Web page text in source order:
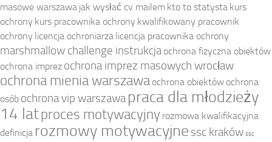
masowe warszawa jak wysłać cv mailem kto to statysta kurs
ochrony kurs pracownika ochrony kwalifikowany pracownik
ochrony licencja ochroniarza licencja pracownika ochrony
marshmallow challenge instrukcja ochrona fizyczna obiektów
ochrona imprez ochrona imprez masowych wrocław
ochrona mienia warszawa ochrona obiektów ochrona
osób ochrona vip warszawa praca dla młodzieży
14 latproces motywacyjny rozmowa kwalifikacyjna
definicja rozmowy motywacyjne ssc kraków ssc